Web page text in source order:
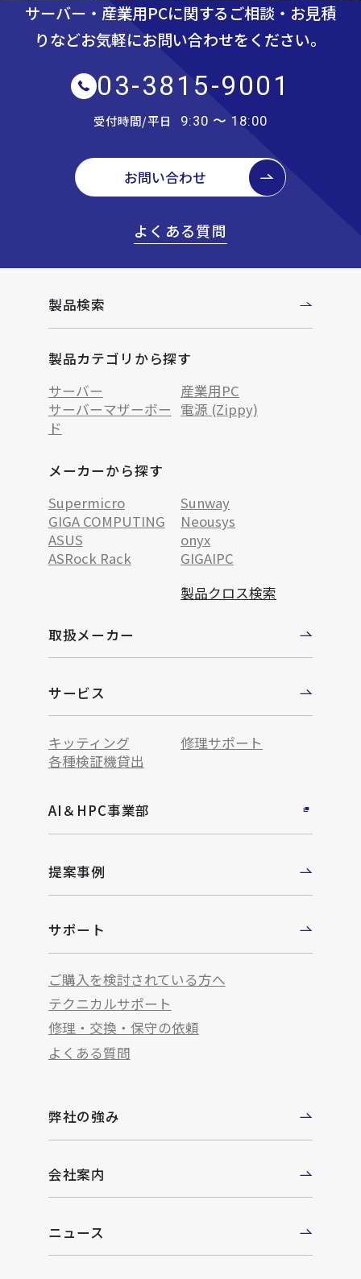
サーバー・産業用PCに関するご相談・お見積
りなどお気軽にお問い合わせをください。
03-3815-9001
受付時間/平日 9:30 〜 18:00
お問い合わせ
よくある質問
製品検索
製品カテゴリから探す
サーバー
産業用PC
サーバーマザーボー
ド
電源 (Zippy)
メーカーから探す
Supermicro
Sunway
GIGA COMPUTING
Neousys
ASUS
onyx
ASRock Rack
GIGAIPC
製品クロス検索
取扱メーカー
サービス
キッティング
修理サポート
各種検証機貸出
AI＆HPC事業部
提案事例
サポート
ご購入を検討されている方へ
テクニカルサポート
修理・交換・保守の依頼
よくある質問
弊社の強み
会社案内
ニュース